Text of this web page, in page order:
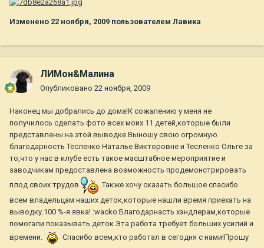
Изменено 22 ноября, 2009 пользователем Лавика
ЛИМон&Малина
Опубликовано 22 ноября, 2009
Наконец мы добрались до дома!К сожалению у меня не
получилось сделать фото всех моих 11 детей,которые были
представлены на этой выводке.Выношу свою огромную
благодарность Тесленко Наталье Викторовне и Тесленко Ольге за
то,что у нас в клубе есть такое масштабное мероприятие и
заводчикам предоставлена возможность продемонстрировать
плод своих трудов
.Также хочу сказать большое спасибо
всем владельцам наших деток,которые нашли время приехать на
выводку.100 %-я явка! :wacko:Благодарнасть хэндлерам,которые
помогали показывать деток.Эта работа требует больших усилий и
времени.
Спасибо всем,кто работал в сегодня с нами!Прошу